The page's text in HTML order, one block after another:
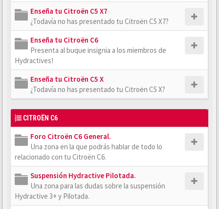
Enseña tu Citroën C5 X7
¿Todavía no has presentado tu Citroën C5 X7?
Enseña tu Citroën C6
Presenta al buque insignia a los miembros de
Hydractives!
Enseña tu Citroën C5 X
¿Todavía no has presentado tu Citroën C5 X?
CITROËN C6
Foro Citroën C6 General.
Una zona en la que podrás hablar de todo lo
relacionado con tu Citroën C6.
Suspensión Hydractive Pilotada.
Una zona para las dudas sobre la suspensión
Hydractive 3+ y Pilotada.